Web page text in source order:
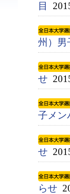
目
州）男
せ
子メン
せ
らせ